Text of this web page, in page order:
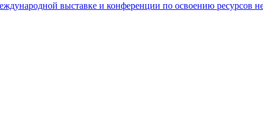
выставке и конференции по освоению ресурсов